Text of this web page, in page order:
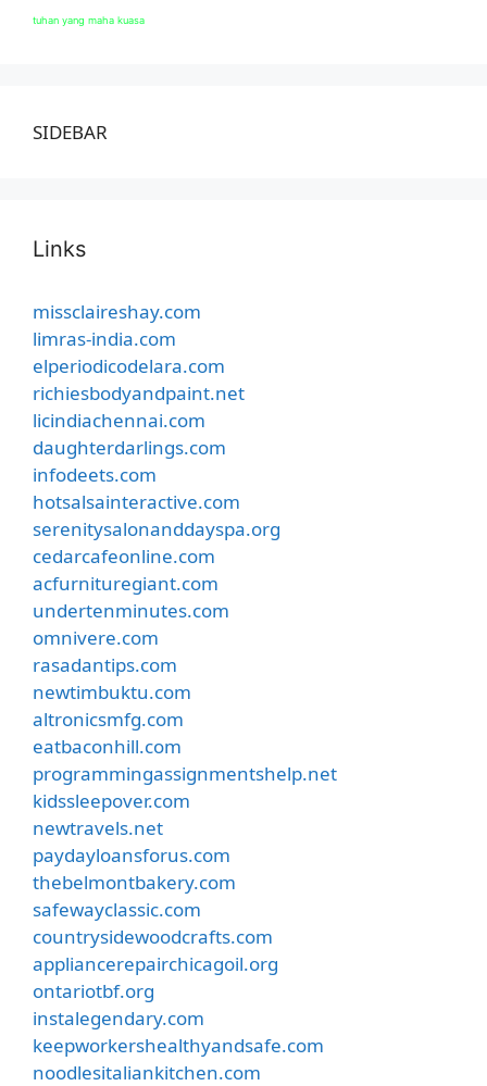
tuhan yang maha kuasa
SIDEBAR
Links
missclaireshay.com
limras-india.com
elperiodicodelara.com
richiesbodyandpaint.net
licindiachennai.com
daughterdarlings.com
infodeets.com
hotsalsainteractive.com
serenitysalonanddayspa.org
cedarcafeonline.com
acfurnituregiant.com
undertenminutes.com
omnivere.com
rasadantips.com
newtimbuktu.com
altronicsmfg.com
eatbaconhill.com
programmingassignmentshelp.net
kidssleepover.com
newtravels.net
paydayloansforus.com
thebelmontbakery.com
safewayclassic.com
countrysidewoodcrafts.com
appliancerepairchicagoil.org
ontariotbf.org
instalegendary.com
keepworkershealthyandsafe.com
noodlesitaliankitchen.com